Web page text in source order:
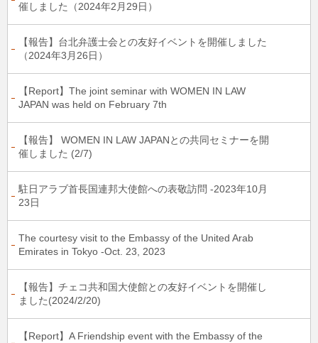
催しました（2024年2月29日）
【報告】台北弁護士会との友好イベントを開催しました
（2024年3月26日）
【Report】The joint seminar with WOMEN IN LAW
JAPAN was held on February 7th
【報告】 WOMEN IN LAW JAPANとの共同セミナーを開
催しました (2/7)
駐日アラブ首長国連邦大使館への表敬訪問 -2023年10月
23日
The courtesy visit to the Embassy of the United Arab
Emirates in Tokyo -Oct. 23, 2023
【報告】チェコ共和国大使館との友好イベントを開催し
ました(2024/2/20)
【Report】A Friendship event with the Embassy of the